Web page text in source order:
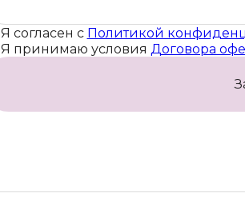
Я согласен с Политикой
Я принимаю условия Договора